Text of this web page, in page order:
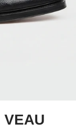
VEAU